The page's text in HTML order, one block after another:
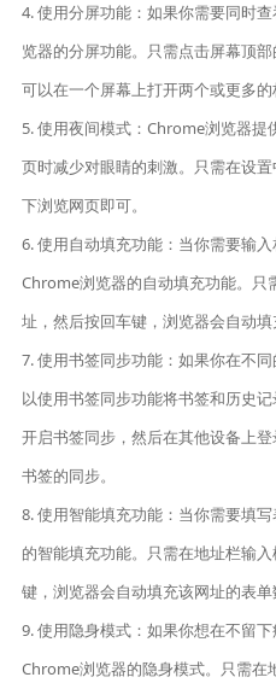
4. 使用分屏功能：如果你需要同时
览器的分屏功能。只需点击屏幕顶
可以在一个屏幕上打开两个或更多的
5. 使用夜间模式：Chrome浏览器
页时减少对眼睛的刺激。只需在设
下浏览网页即可。
6. 使用自动填充功能：当你需要输
Chrome浏览器的自动填充功能。只
址，然后按回车键，浏览器会自动填
7. 使用书签同步功能：如果你在不
以使用书签同步功能将书签和历史
开启书签同步，然后在其他设备上
书签的同步。
8. 使用智能填充功能：当你需要填
的智能填充功能。只需在地址栏输
键，浏览器会自动填充该网址的表单
9. 使用隐身模式：如果你想在不留
Chrome浏览器的隐身模式。只需在